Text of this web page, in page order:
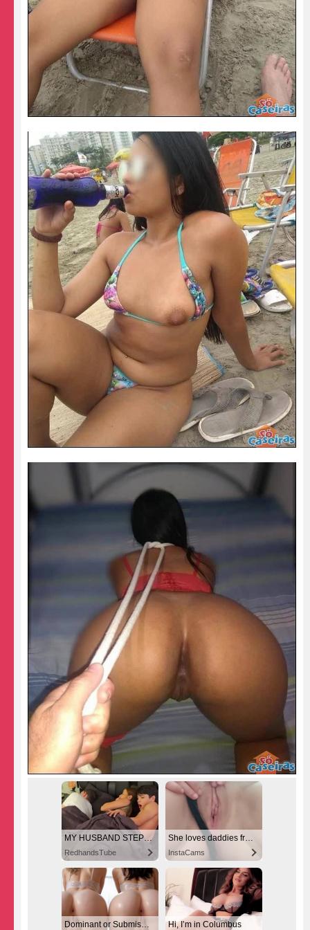
MY HUSBAND STEPSON MISTAKENLY GIVES ME IN THE ASS
RedhandsTube InstaCams
Dominant or Submissive? Cold or Wild? Hi, I’m in Columbus